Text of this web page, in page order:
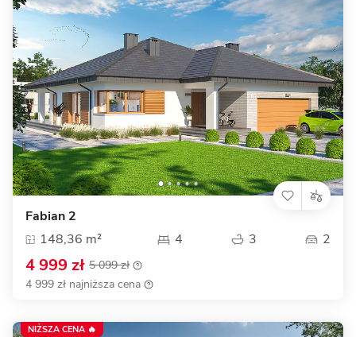
Fabian 2
148,36 m²
4 3 2
4 999 zł 5 099 zł
4 999 zł najniższa cena
NIŻSZA CENA 🔥